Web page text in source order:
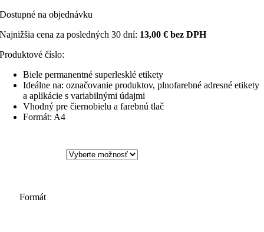
Dostupné na objednávku
Najnižšia cena za posledných 30 dní: 13,00€ bez DPH
Produktové číslo:
Biele permanentné superlesklé etikety
Ideálne na: označovanie produktov, plnofarebné adresné etikety
a aplikácie s variabilnými údajmi
Vhodný pre čiernobielu a farebnú tlač
Formát: A4
Formát